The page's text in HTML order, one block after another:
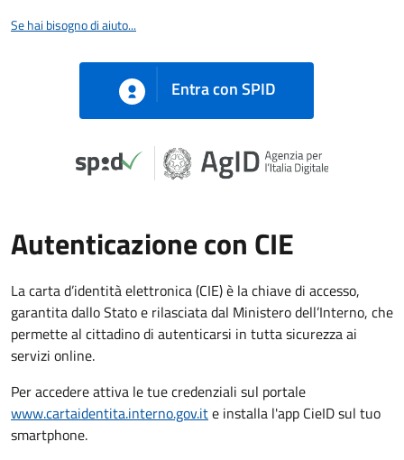
Se hai bisogno di aiuto...
Entra con SPID
Autenticazione con CIE
La carta d’identità elettronica (CIE) è la chiave di accesso,
garantita dallo Stato e rilasciata dal Ministero dell’Interno, che
permette al cittadino di autenticarsi in tutta sicurezza ai
servizi online.
Per accedere attiva le tue credenziali sul portale
www.cartaidentita.interno.gov.ite installa l'app CieID sul tuo
smartphone.